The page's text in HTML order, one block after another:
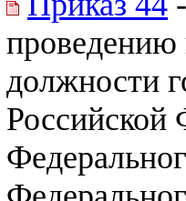
проведению
должности
Российской